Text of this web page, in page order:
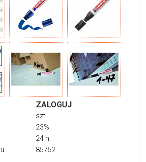
ZALOGUJ
szt.
23%
24 h
85752